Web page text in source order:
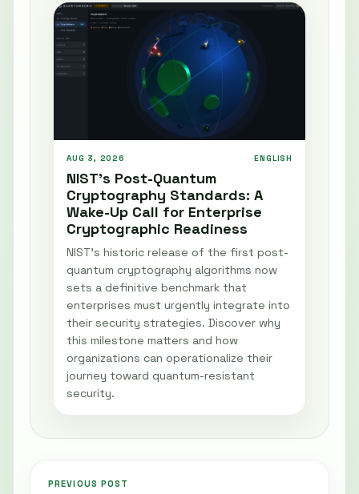
AUG 3, 2026 ENGLISH
NIST’s Post-Quantum
Cryptography Standards: A
Wake-Up Call for Enterprise
Cryptographic Readiness
NIST's historic release of the first post-
quantum cryptography algorithms now
sets a definitive benchmark that
enterprises must urgently integrate into
their security strategies. Discover why
this milestone matters and how
organizations can operationalize their
journey toward quantum-resistant
security.
PREVIOUS POST